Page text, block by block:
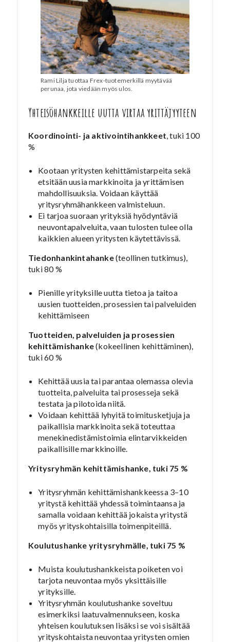
Rami Lilja tuottaa Frex-tuotemerkillä myytävää
perunaa, jota viedään myös ulos.
Yhteisöhankkeille uutta virtaa yrittäjyyteen
Koordinointi- ja aktivointihankkeet, tuki 100
%
Kootaan yritysten kehittämistarpeita sekä
etsitään uusia markkinoita ja yrittämisen
mahdollisuuksia. Voidaan käyttää
yritysryhmähankkeen valmisteluun.
Ei tarjoa suoraan yrityksiä hyödyntäviä
neuvontapalveluita, vaan tulosten tulee olla
kaikkien alueen yritysten käytettävissä.
Tiedonhankintahanke(teollinen tutkimus),
tuki 80 %
Pienille yrityksille uutta tietoa ja taitoa
uusien tuotteiden, prosessien tai palveluiden
kehittämiseen
Tuotteiden, palveluiden ja prosessien
kehittämishanke(kokeellinen kehittäminen),
tuki 60 %
Kehittää uusia tai parantaa olemassa olevia
tuotteita, palveluita tai prosesseja sekä
testata ja pilotoida niitä.
Voidaan kehittää lyhyitä toimitusketjuja ja
paikallisia markkinoita sekä toteuttaa
menekinedistämistoimia elintarvikkeiden
paikallisille markkinoille.
Yritysryhmän kehittämishanke, tuki 75 %
Yritysryhmän kehittämishankkeessa 3–10
yritystä kehittää yhdessä toimintaansa ja
samalla voidaan kehittää jokaista yritystä
myös yrityskohtaisilla toimenpiteillä.
Koulutushanke yritysryhmälle, tuki 75 %
Muista koulutushankkeista poiketen voi
tarjota neuvontaa myös yksittäisille
yrityksille.
Yritysryhmän koulutushanke soveltuu
esimerkiksi laatuvalmennukseen, koska
yhteisen koulutuksen lisäksi se voi sisältää
yrityskohtaista neuvontaa yritysten omien